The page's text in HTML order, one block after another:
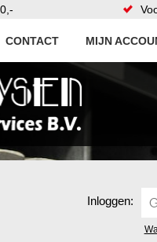
CONTACT MIJN
Inloggen: